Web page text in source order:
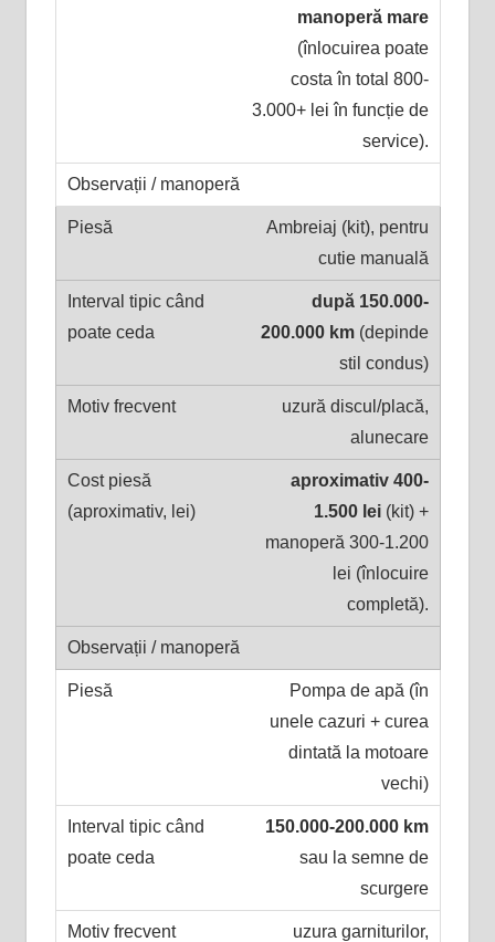
manoperă mare
(înlocuirea poate
costa în total 800-
3.000+ lei în funcție de
service).
Ambreiaj (kit), pentru
cutie manuală
după 150.000-
200.000 km(depinde
stil condus)
uzură discul/placă,
alunecare
aproximativ 400-
1.500 lei(kit) +
manoperă 300-1.200
lei (înlocuire
completă).
Pompa de apă (în
unele cazuri + curea
dintată la motoare
vechi)
150.000-200.000 km
sau la semne de
scurgere
uzura garniturilor,